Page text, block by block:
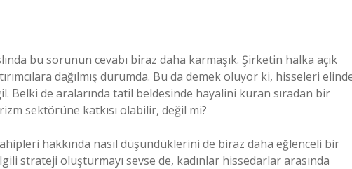
bu sorunun cevabı biraz daha karmaşık. Şirketin halka açık
dağılmış durumda. Bu da demek oluyor ki, hisseleri
Belki de aralarında tatil beldesinde hayalini kuran sıradan bir
sektörüne katkısı olabilir, değil mi?
hakkında nasıl düşündüklerini de biraz daha eğlenceli bir
strateji oluşturmayı sevse de, kadınlar hissedarlar arasında